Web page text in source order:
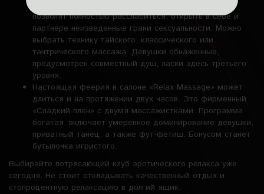
позволят полностью расслабиться, открыть в себе и
партнере неизведанные грани сексуальности. Можно
выбрать технику тайского, классического или
тантрического массажа. Девушки обнаженные,
предусмотрен совместный душ, ласки здесь третьего
уровня.
Настоящая феерия в салоне «Relax Massage» может
длиться и на протяжении двух часов. Это фирменный
«Сладкий плен» с двумя массажистками. Программа
богатая, включает умеренное доминирование девушки,
приватный танец, а также фут-фетиш. Бонусом станет
бутылочка игристого.
Выбирайте потрясающий клуб эротического релакса уже
сегодня. Не стоит откладывать качественный отдых и
стопроцентную релаксацию в долгий ящик.